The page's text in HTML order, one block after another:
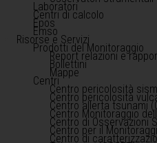
Laboratori
Centri di calcolo
Epos
Emso
Risorse e Servizi
Prodotti del Monitoraggio
Report relazioni e
Bollettini
Mappe
Centri
Centro pericolosità
Centro pericolosità
Centro allerta tsunami
Centro Monitoraggio
Centro di Osservazioni
Centro per il
Centro di